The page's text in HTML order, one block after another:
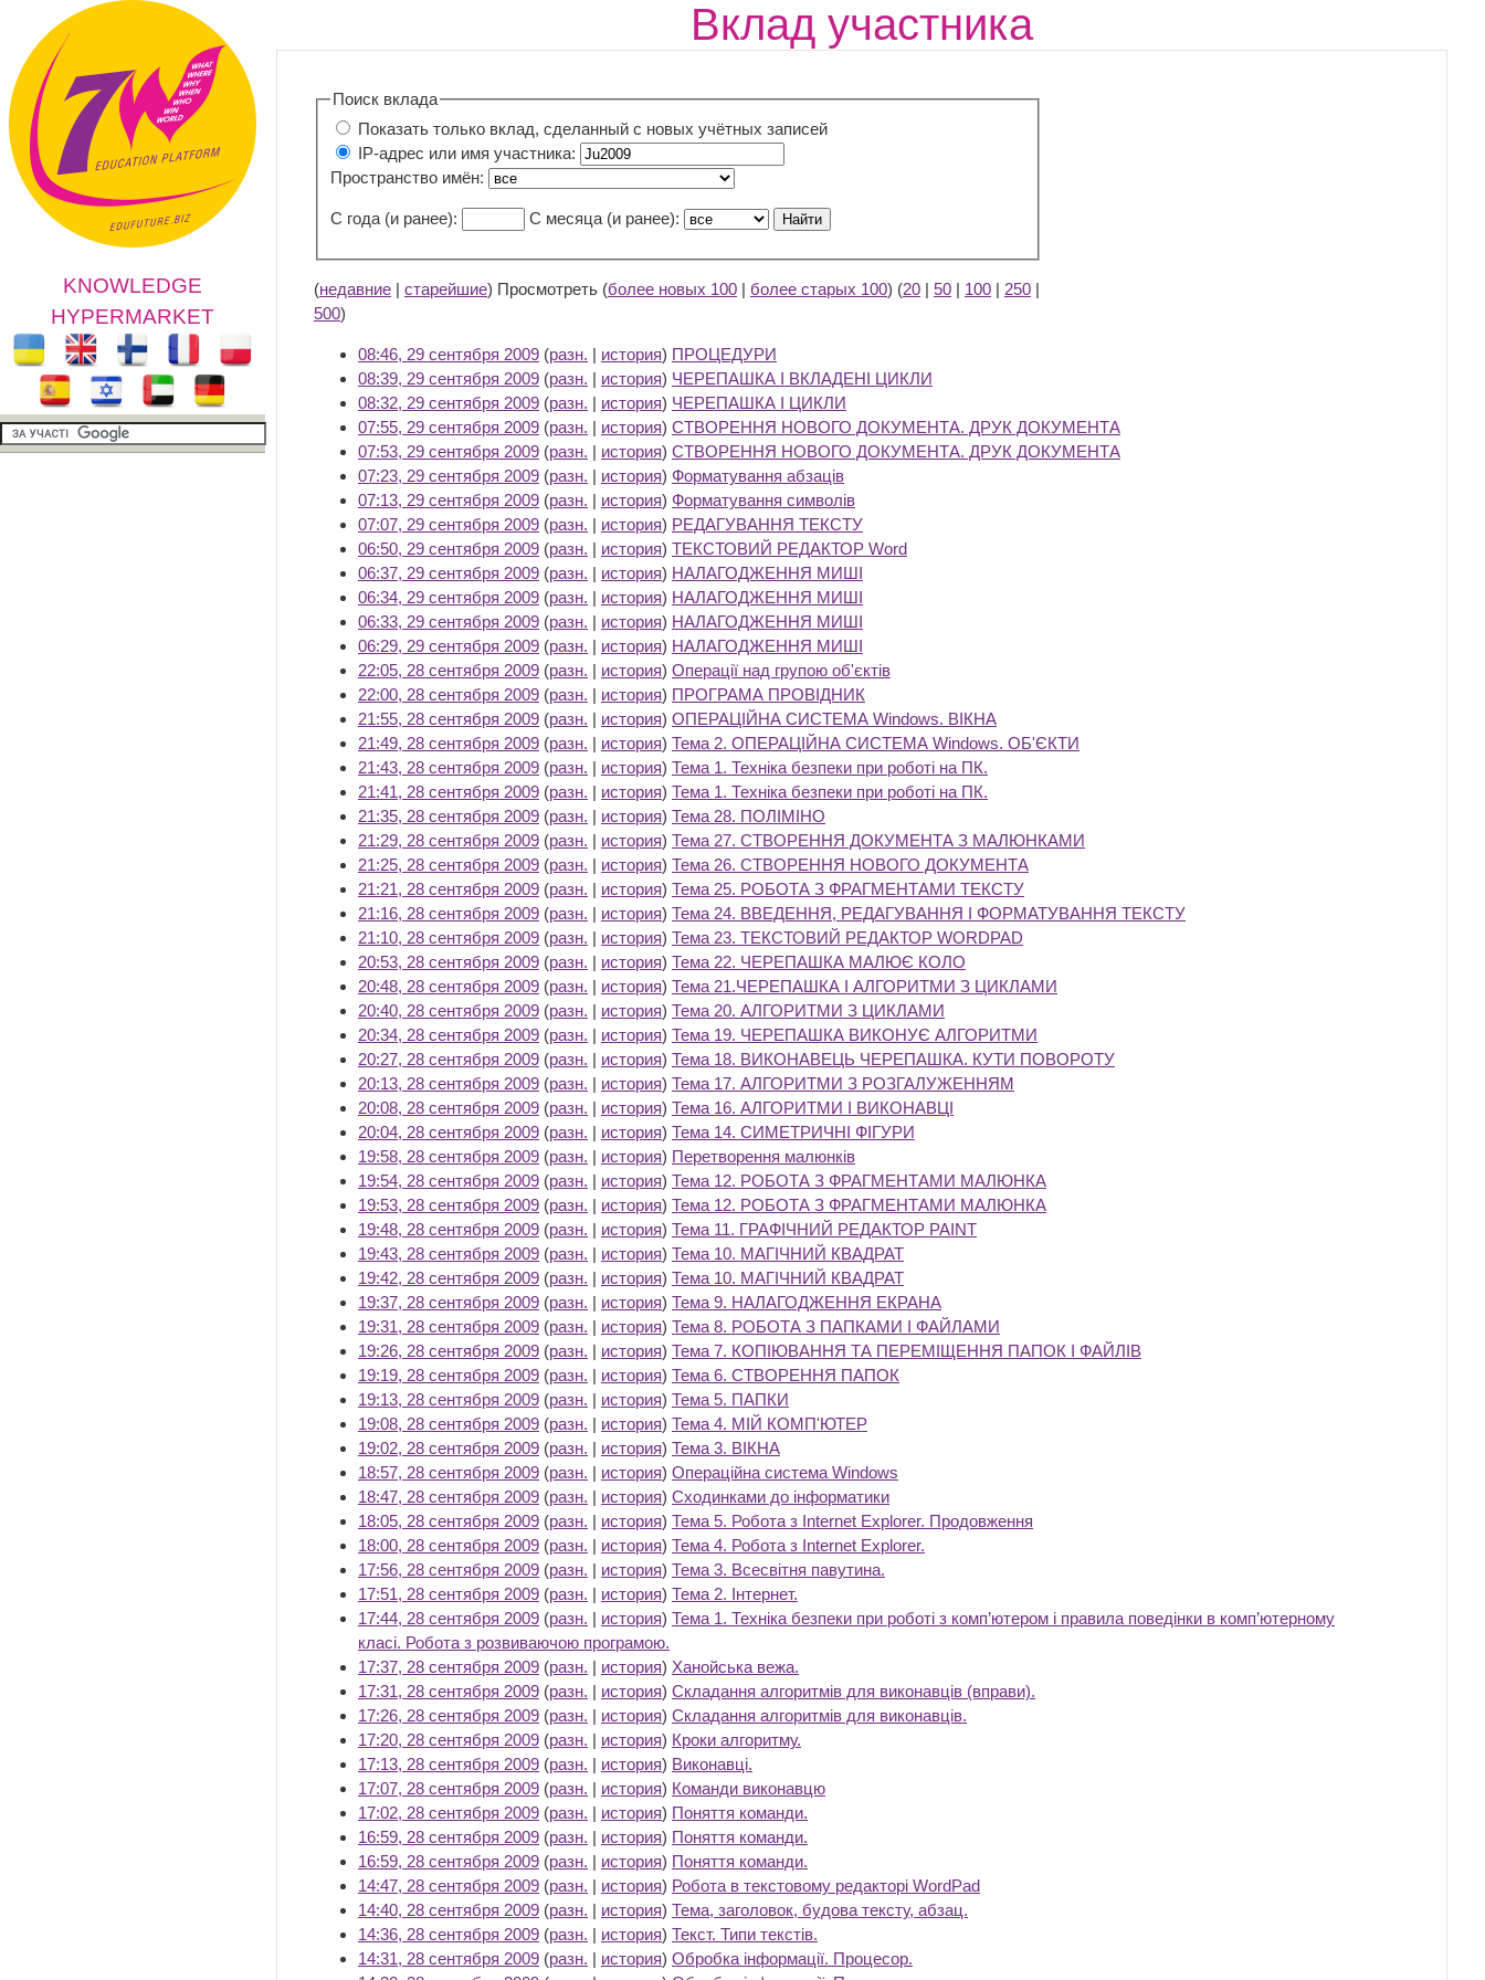
KNOWLEDGE
HYPERMARKET
Вклад участника
Поиск вклада
Показать только вклад, сделанный с новых учётных записей
IP-адрес или имя участника:
Пространство имён:
С года (и ранее): С месяца (и ранее):
(недавние | старейшие) Просмотреть (более новых 100 | более старых 100) (20 | 50 | 100 | 250 |
500)
08:46, 29 сентября 2009 (разн. | история) ПРОЦЕДУРИ
08:39, 29 сентября 2009 (разн. | история) ЧЕРЕПАШКА І ВКЛАДЕНІ ЦИКЛИ
08:32, 29 сентября 2009 (разн. | история) ЧЕРЕПАШКА І ЦИКЛИ
07:55, 29 сентября 2009 (разн. | история) СТВОРЕННЯ НОВОГО ДОКУМЕНТА. ДРУК ДОКУМЕНТА
07:53, 29 сентября 2009 (разн. | история) СТВОРЕННЯ НОВОГО ДОКУМЕНТА. ДРУК ДОКУМЕНТА
07:23, 29 сентября 2009 (разн. | история) Форматування абзаців
07:13, 29 сентября 2009 (разн. | история) Форматування символів
07:07, 29 сентября 2009 (разн. | история) РЕДАГУВАННЯ ТЕКСТУ
06:50, 29 сентября 2009 (разн. | история) ТЕКСТОВИЙ РЕДАКТОР Word
06:37, 29 сентября 2009 (разн. | история) НАЛАГОДЖЕННЯ МИШІ
06:34, 29 сентября 2009 (разн. | история) НАЛАГОДЖЕННЯ МИШІ
06:33, 29 сентября 2009 (разн. | история) НАЛАГОДЖЕННЯ МИШІ
06:29, 29 сентября 2009 (разн. | история) НАЛАГОДЖЕННЯ МИШІ
22:05, 28 сентября 2009 (разн. | история) Операції над групою об'єктів
22:00, 28 сентября 2009 (разн. | история) ПРОГРАМА ПРОВІДНИК
21:55, 28 сентября 2009 (разн. | история) ОПЕРАЦІЙНА СИСТЕМА Windows. ВІКНА
21:49, 28 сентября 2009 (разн. | история) Тема 2. ОПЕРАЦІЙНА СИСТЕМА Windows. ОБ'ЄКТИ
21:43, 28 сентября 2009 (разн. | история) Тема 1. Техніка безпеки при роботі на ПК.
21:41, 28 сентября 2009 (разн. | история) Тема 1. Техніка безпеки при роботі на ПК.
21:35, 28 сентября 2009 (разн. | история) Тема 28. ПОЛІМІНО
21:29, 28 сентября 2009 (разн. | история) Тема 27. СТВОРЕННЯ ДОКУМЕНТА З МАЛЮНКАМИ
21:25, 28 сентября 2009 (разн. | история) Тема 26. СТВОРЕННЯ НОВОГО ДОКУМЕНТА
21:21, 28 сентября 2009 (разн. | история) Тема 25. РОБОТА З ФРАГМЕНТАМИ ТЕКСТУ
21:16, 28 сентября 2009 (разн. | история) Тема 24. ВВЕДЕННЯ, РЕДАГУВАННЯ І ФОРМАТУВАННЯ ТЕКСТУ
21:10, 28 сентября 2009 (разн. | история) Тема 23. ТЕКСТОВИЙ РЕДАКТОР WORDPAD
20:53, 28 сентября 2009 (разн. | история) Тема 22. ЧЕРЕПАШКА МАЛЮЄ КОЛО
20:48, 28 сентября 2009 (разн. | история) Тема 21.ЧЕРЕПАШКА І АЛГОРИТМИ З ЦИКЛАМИ
20:40, 28 сентября 2009 (разн. | история) Тема 20. АЛГОРИТМИ З ЦИКЛАМИ
20:34, 28 сентября 2009 (разн. | история) Тема 19. ЧЕРЕПАШКА ВИКОНУЄ АЛГОРИТМИ
20:27, 28 сентября 2009 (разн. | история) Тема 18. ВИКОНАВЕЦЬ ЧЕРЕПАШКА. КУТИ ПОВОРОТУ
20:13, 28 сентября 2009 (разн. | история) Тема 17. АЛГОРИТМИ З РОЗГАЛУЖЕННЯМ
20:08, 28 сентября 2009 (разн. | история) Тема 16. АЛГОРИТМИ І ВИКОНАВЦІ
20:04, 28 сентября 2009 (разн. | история) Тема 14. СИМЕТРИЧНІ ФІГУРИ
19:58, 28 сентября 2009 (разн. | история) Перетворення малюнків
19:54, 28 сентября 2009 (разн. | история) Тема 12. РОБОТА З ФРАГМЕНТАМИ МАЛЮНКА
19:53, 28 сентября 2009 (разн. | история) Тема 12. РОБОТА З ФРАГМЕНТАМИ МАЛЮНКА
19:48, 28 сентября 2009 (разн. | история) Тема 11. ГРАФІЧНИЙ РЕДАКТОР РАІNТ
19:43, 28 сентября 2009 (разн. | история) Тема 10. МАГІЧНИЙ КВАДРАТ
19:42, 28 сентября 2009 (разн. | история) Тема 10. МАГІЧНИЙ КВАДРАТ
19:37, 28 сентября 2009 (разн. | история) Тема 9. НАЛАГОДЖЕННЯ ЕКРАНА
19:31, 28 сентября 2009 (разн. | история) Тема 8. РОБОТА З ПАПКАМИ І ФАЙЛАМИ
19:26, 28 сентября 2009 (разн. | история) Тема 7. КОПІЮВАННЯ ТА ПЕРЕМІЩЕННЯ ПАПОК І ФАЙЛІВ
19:19, 28 сентября 2009 (разн. | история) Тема 6. СТВОРЕННЯ ПАПОК
19:13, 28 сентября 2009 (разн. | история) Тема 5. ПАПКИ
19:08, 28 сентября 2009 (разн. | история) Тема 4. МІЙ КОМП'ЮТЕР
19:02, 28 сентября 2009 (разн. | история) Тема 3. ВІКНА
18:57, 28 сентября 2009 (разн. | история) Операційна система Windows
18:47, 28 сентября 2009 (разн. | история) Сходинками до інформатики
18:05, 28 сентября 2009 (разн. | история) Тема 5. Робота з Internet Explorer. Продовження
18:00, 28 сентября 2009 (разн. | история) Тема 4. Робота з Internet Explorer.
17:56, 28 сентября 2009 (разн. | история) Тема 3. Всесвітня павутина.
17:51, 28 сентября 2009 (разн. | история) Тема 2. Інтернет.
17:44, 28 сентября 2009 (разн. | история) Тема 1. Техніка безпеки при роботі з комп’ютером і правила поведінки в комп’ютерному
класі. Робота з розвиваючою програмою.
17:37, 28 сентября 2009 (разн. | история) Ханойська вежа.
17:31, 28 сентября 2009 (разн. | история) Складання алгоритмів для виконавців (вправи).
17:26, 28 сентября 2009 (разн. | история) Складання алгоритмів для виконавців.
17:20, 28 сентября 2009 (разн. | история) Кроки алгоритму.
17:13, 28 сентября 2009 (разн. | история) Виконавці.
17:07, 28 сентября 2009 (разн. | история) Команди виконавцю
17:02, 28 сентября 2009 (разн. | история) Поняття команди.
16:59, 28 сентября 2009 (разн. | история) Поняття команди.
16:59, 28 сентября 2009 (разн. | история) Поняття команди.
14:47, 28 сентября 2009 (разн. | история) Робота в текстовому редакторі WordPad
14:40, 28 сентября 2009 (разн. | история) Тема, заголовок, будова тексту, абзац.
14:36, 28 сентября 2009 (разн. | история) Текст. Типи текстів.
14:31, 28 сентября 2009 (разн. | история) Обробка інформації. Процесор.